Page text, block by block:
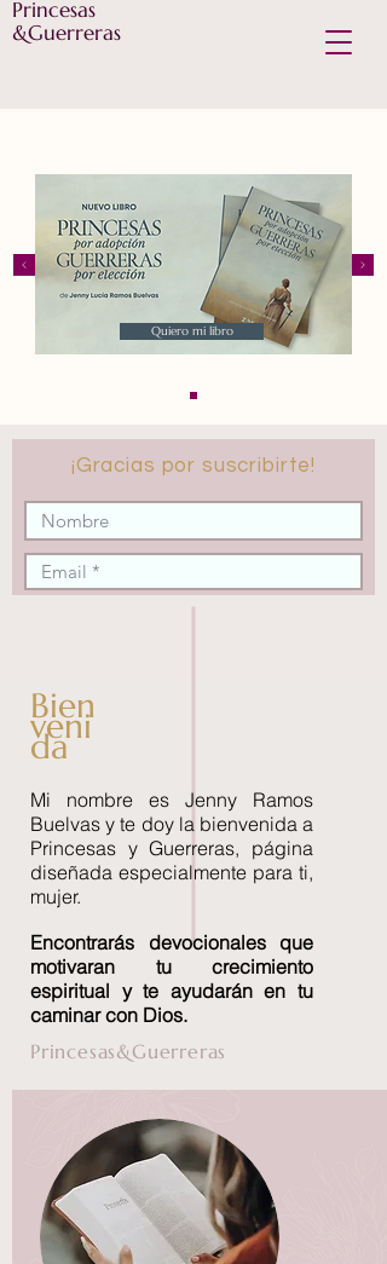
Princesas
&Guerreras
Quiero mi libro
¡Gracias por suscribirte!
Bien
veni
da
Mi nombre es Jenny Ramos
Buelvas y te doy la bienvenida a
Princesas y Guerreras, página
diseñada especialmente para ti,
mujer.
Encontrarás devocionales que
motivaran tu crecimiento
espiritual y te ayudarán en tu
caminar con Dios.
Princesas&Guerreras